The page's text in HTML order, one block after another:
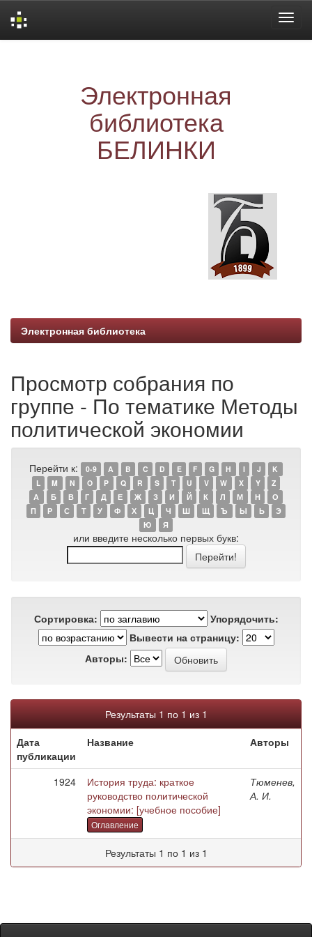
Электронная
библиотека
БЕЛИНКИ
Электронная библиотека
Просмотр собрания по
группе - По тематике Методы
политической экономии
Перейти к: 0-9 A B C D E F G H I J
K
L
M N O P Q R S T U V W X Y
Z
А
Б В Г Д Е Ж З И Й К Л М Н
О
П
Р С Т У Ф Х Ц Ч Ш Щ Ъ Ы Ь
Э
Ю
Я
или введите несколько первых букв:
Сортировка:
Упорядочить:
Вывести на страницу:
Авторы:
Результаты 1 по 1 из 1
Дата
публикации
Название Авторы
1924
История труда: краткое
руководство политической
экономии: [учебное пособие]
Оглавление
Тюменев,
А. И.
Результаты 1 по 1 из 1